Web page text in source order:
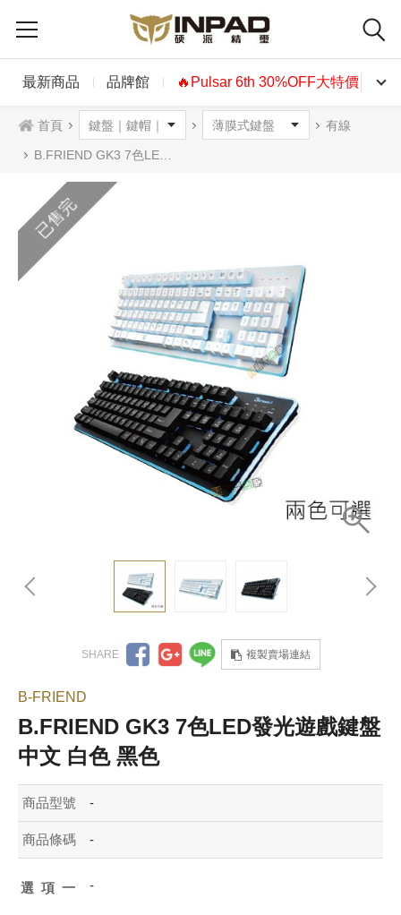
最新商品 品牌館 🔥Pulsar 6th 30%OFF大特價🔥
首頁 有線
B.FRIEND GK3 7色LED發光遊戲鍵盤 中文 白色 黑色
已售完
複製賣場連結
B-FRIEND
B.FRIEND GK3 7色LED發光遊戲鍵盤
中文 白色 黑色
商品型號 -
商品條碼 -
選項一 -